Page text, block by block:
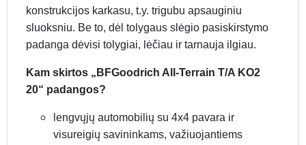
konstrukcijos karkasu, t.y. trigubu apsauginiu
sluoksniu. Be to, dėl tolygaus slėgio pasiskirstymo
padanga dėvisi tolygiai, lėčiau ir tarnauja ilgiau.
Kam skirtos „BFGoodrich All-Terrain T/A KO2
20“ padangos?
lengvųjų automobilių su 4x4 pavara ir
visureigių savininkams, važiuojantiems